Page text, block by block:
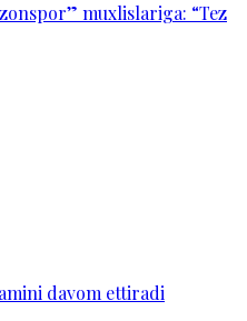
muxlislariga: “Tez
davom ettiradi